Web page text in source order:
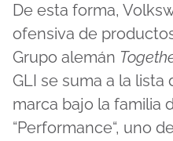
De esta forma,
ofensiva de
Grupo alemán
GLI se suma a la
marca bajo la familia
“Performance“, uno